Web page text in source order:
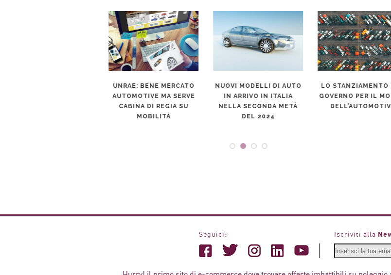
UNRAE: BENE MERCATO
AUTOMOTIVE MA SERVE
CABINA DI REGIA SU
MOBILITÀ
NUOVI MODELLI DI AUTO
IN ARRIVO IN ITALIA
NELLA SECONDA METÀ
DEL 2024
LO STANZIAMENTO
GOVERNO PER IL
DELL’AUTOMOTIVE
Seguici: Iscriviti alla